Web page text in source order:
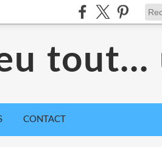
tout...
CONTACT